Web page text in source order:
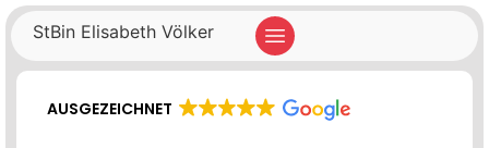
StBin Elisabeth Völker
AUSGEZEICHNET